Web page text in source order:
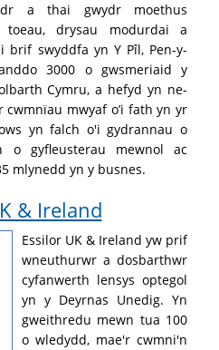
a thai gwydr moethus
toeau, drysau modurdai a
brif swyddfa yn Y Pîl, Pen-y-
3000 o gwsmeriaid y
Cymru, a hefyd yn ne-
cwmnïau mwyaf o’i fath yn yr
yn falch o'i gydrannau o
o gyfleusterau mewnol ac
mlynedd yn y busnes.
& Ireland
Essilor UK & Ireland yw prif
wneuthurwr a dosbarthwr
cyfanwerth lensys optegol
yn y Deyrnas Unedig. Yn
gweithredu mewn tua 100
o wledydd, mae'r cwmni'n